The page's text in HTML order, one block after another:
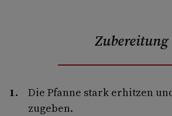
Zubereitung
Die Pfanne stark erhitzen
zugeben.